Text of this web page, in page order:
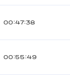
00:47:38
00:55:49